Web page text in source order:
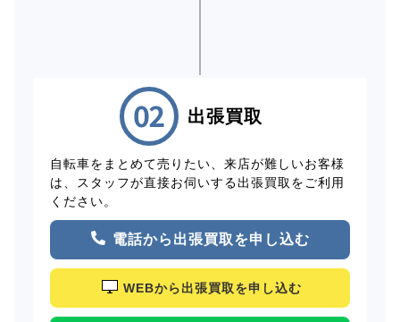
出張買取
自転車をまとめて売りたい、来店が難しいお客様
は、スタッフが直接お伺いする出張買取をご利用
ください。
電話から出張買取を申し込む
WEBから出張買取を申し込む